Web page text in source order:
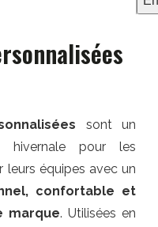
sont un
hivernale pour les
leurs équipes avec un
confortable et
marque. Utilisées en